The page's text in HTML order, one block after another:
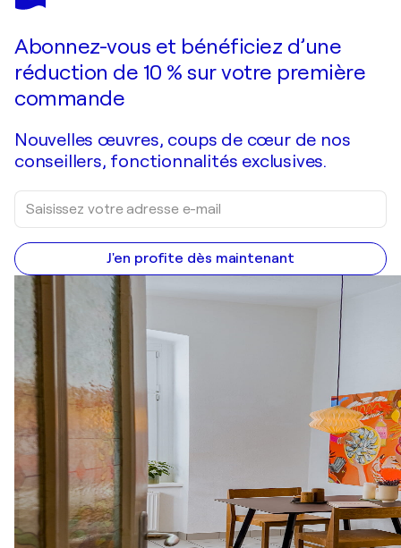
Abonnez-vous et bénéficiez d’une
réduction de 10 % sur votre première
commande
Nouvelles œuvres, coups de cœur de nos
conseillers, fonctionnalités exclusives.
J'en profite dès maintenant